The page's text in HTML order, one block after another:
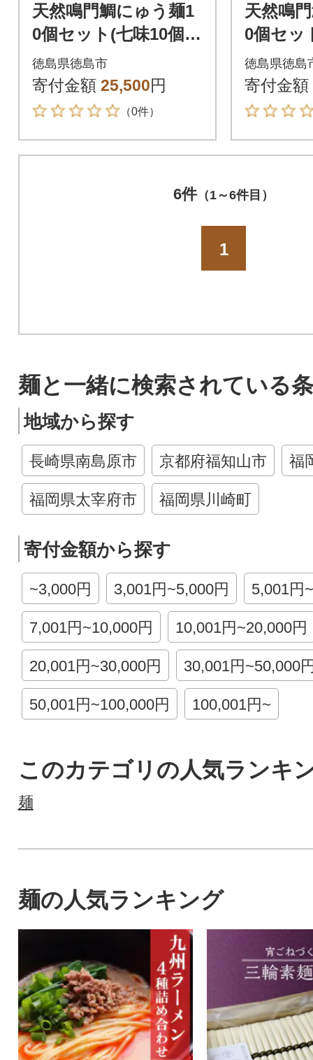
天然鳴門鯛にゅう麺1
0個セット(七味10個)
【BA007】
徳島県徳島市
寄付金額 25,500円
（0件）
天然鳴
0個セッ
10個)【
徳島県徳島
寄付金額
6件（1～6件目）
1
麺と一緒に検索されている
地域から探す
長崎県南島原市 京都府福知山市 福
福岡県太宰府市 福岡県川崎町
寄付金額から探す
~3,000円 3,001円~5,000円 5,001円
7,001円~10,000円 10,001円~20,000円
20,001円~30,000円 30,001円~50,000
50,001円~100,000円 100,001円~
このカテゴリの人気ランキ
麺
麺の人気ランキング